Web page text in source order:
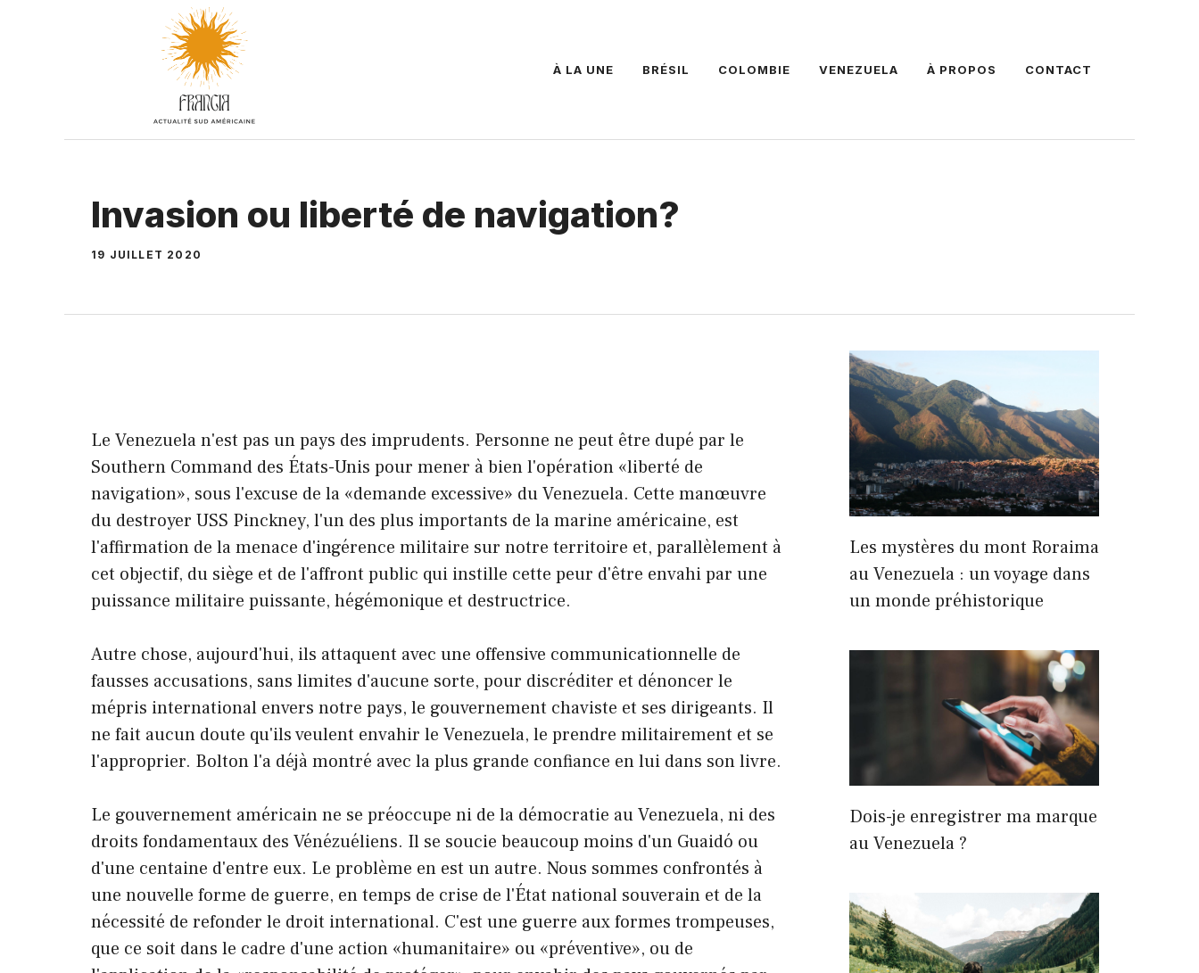
À LA UNE BRÉSIL COLOMBIE VENEZUELA À PROPOS CONTACT
Invasion ou liberté de navigation?
19 JUILLET 2020
Le Venezuela n'est pas un pays des imprudents. Personne ne peut être dupé par le
Southern Command des États-Unis pour mener à bien l'opération «liberté de
navigation», sous l'excuse de la «demande excessive» du Venezuela. Cette manœuvre
du destroyer USS Pinckney, l'un des plus importants de la marine américaine, est
l'affirmation de la menace d'ingérence militaire sur notre territoire et, parallèlement à
cet objectif, du siège et de l'affront public qui instille cette peur d'être envahi par une
puissance militaire puissante, hégémonique et destructrice.
Autre chose, aujourd'hui, ils attaquent avec une offensive communicationnelle de
fausses accusations, sans limites d'aucune sorte, pour discréditer et dénoncer le
mépris international envers notre pays, le gouvernement chaviste et ses dirigeants. Il
ne fait aucun doute qu'ils veulent envahir le Venezuela, le prendre militairement et se
l'approprier. Bolton l'a déjà montré avec la plus grande confiance en lui dans son livre.
Le gouvernement américain ne se préoccupe ni de la démocratie au Venezuela, ni des
droits fondamentaux des Vénézuéliens. Il se soucie beaucoup moins d'un Guaidó ou
d'une centaine d'entre eux. Le problème en est un autre. Nous sommes confrontés à
une nouvelle forme de guerre, en temps de crise de l'État national souverain et de la
nécessité de refonder le droit international. C'est une guerre aux formes trompeuses,
que ce soit dans le cadre d'une action «humanitaire» ou «préventive», ou de
Les mystères du mont Roraima
au Venezuela : un voyage dans
un monde préhistorique
Dois-je enregistrer ma marque
au Venezuela ?